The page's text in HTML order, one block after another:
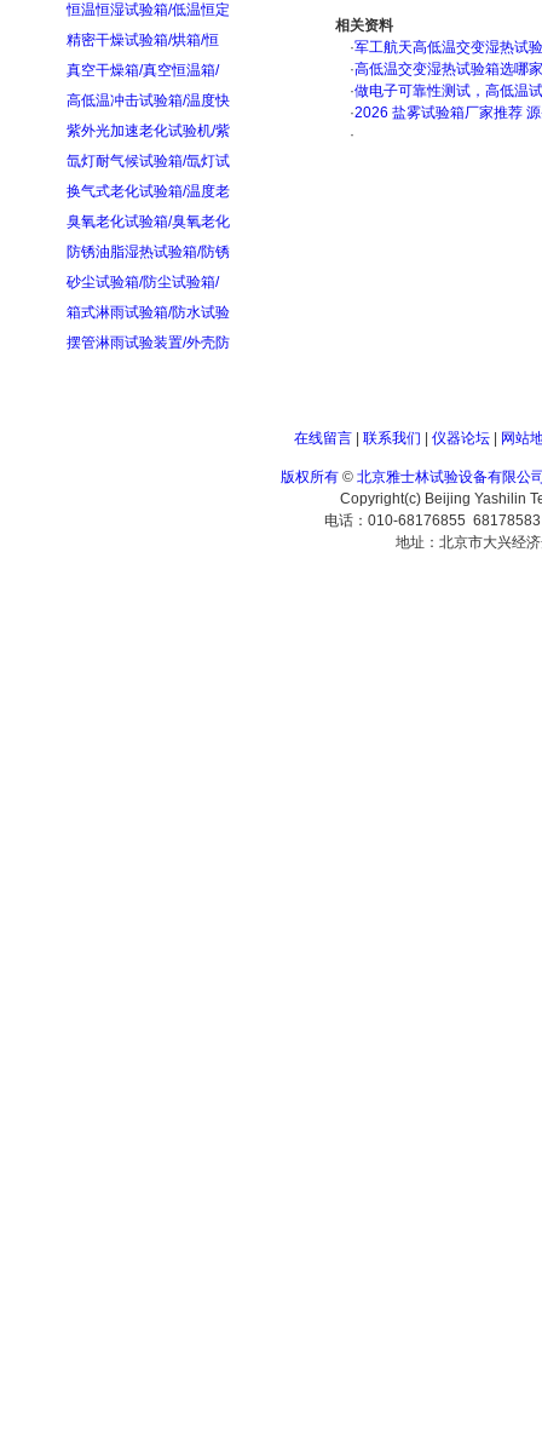
恒温恒湿试验箱/低温恒定
精密干燥试验箱/烘箱/恒
真空干燥箱/真空恒温箱/
高低温冲击试验箱/温度快
紫外光加速老化试验机/紫
氙灯耐气候试验箱/氙灯试
换气式老化试验箱/温度老
臭氧老化试验箱/臭氧老化
防锈油脂湿热试验箱/防锈
砂尘试验箱/防尘试验箱/
箱式淋雨试验箱/防水试验
摆管淋雨试验装置/外壳防
相关资料
·军工航天高低温交变湿热试
·高低温交变湿热试验箱选哪
·做电子可靠性测试，高低温
·2026 盐雾试验箱厂家推荐
·
在线留言| 联系我们 仪器论坛| 网站
版权所有 © 北京雅士林试验设备有限公
Copyright(c) Beijing Yashilin
电话：010-68176855
地址：北京市大兴经